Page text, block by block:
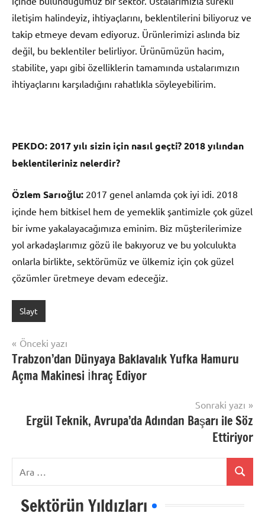
iletişim halindeyiz, ihtiyaçlarını, beklentilerini biliyoruz ve
takip etmeye devam ediyoruz. Ürünlerimizi aslında biz
değil, bu beklentiler belirliyor. Ürünümüzün hacim,
stabilite, yapı gibi özelliklerin tamamında ustalarımızın
ihtiyaçlarını karşıladığını rahatlıkla söyleyebilirim.
PEKDO:2017 yılı sizin için nasıl geçti? 2018 yılından
beklentileriniz nelerdir?
Özlem Sarıoğlu: 2017 genel anlamda çok iyi idi. 2018
içinde hem bitkisel hem de yemeklik şantimizle çok güzel
bir ivme yakalayacağımıza eminim. Biz müşterilerimize
yol arkadaşlarımız gözü ile bakıyoruz ve bu yolculukta
onlarla birlikte, sektörümüz ve ülkemiz için çok güzel
çözümler üretmeye devam edeceğiz.
Slayt
Yazı
gezinmesi
Önceki yazı
Trabzon’dan Dünyaya Baklavalık Yufka Hamuru
Açma Makinesi İhraç Ediyor
Sonraki yazı
Ergül Teknik, Avrupa’da Adından Başarı ile Söz
Ettiriyor
Ara
Sektörün Yıldızları